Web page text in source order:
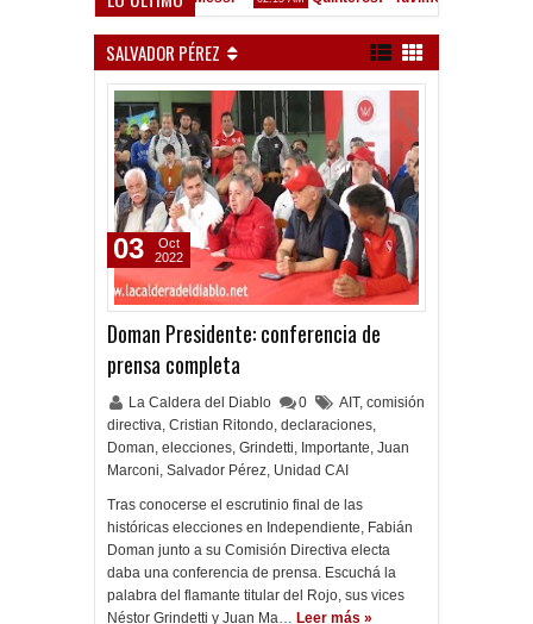
SALVADOR PÉREZ
Doman Presidente: conferencia de
prensa completa
La Caldera del Diablo 0 AIT, comisión
directiva, Cristian Ritondo, declaraciones,
Doman, elecciones, Grindetti, Importante, Juan
Marconi, Salvador Pérez, Unidad CAI
Tras conocerse el escrutinio final de las
históricas elecciones en Independiente, Fabián
Doman junto a su Comisión Directiva electa
daba una conferencia de prensa. Escuchá la
palabra del flamante titular del Rojo, sus vices
Néstor Grindetti y Juan Ma… Leer más »
03
Oct
2022